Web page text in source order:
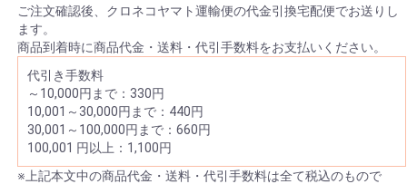
ご注文確認後、クロネコヤマト運輸便の代金引換宅配便でお送りし
ます。
商品到着時に商品代金・送料・代引手数料をお支払いください。
代引き手数料
～10,000円まで：330円
10,001～30,000円まで：440円
30,001～100,000円まで：660円
100,001 円以上：1,100円
※上記本文中の商品代金・送料・代引手数料は全て税込のもので